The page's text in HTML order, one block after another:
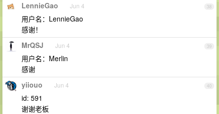
38
LennieGao Jun 4
用户名：LennieGao
感谢！
39
MrQSJ Jun 4
用户名：Merlin
感谢
40
yiiouo Jun 4
id: 591
谢谢老板